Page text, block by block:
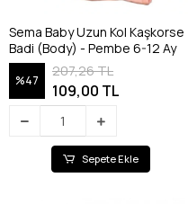
Sema Baby Uzun Kol Kaşkorse
Badi (Body) - Pembe 6-12 Ay
%47
207,26 TL
109,00 TL
Sepete Ekle